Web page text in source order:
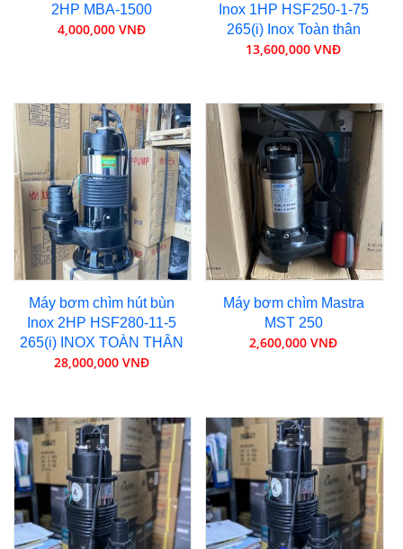
2HP MBA-1500
4,000,000 VNĐ
Inox 1HP HSF250-1-75
265(i) Inox Toàn thân
13,600,000 VNĐ
Máy bơm chìm hút bùn
Inox 2HP HSF280-11-5
265(i) INOX TOÀN THÂN
28,000,000 VNĐ
Máy bơm chìm Mastra
MST 250
2,600,000 VNĐ